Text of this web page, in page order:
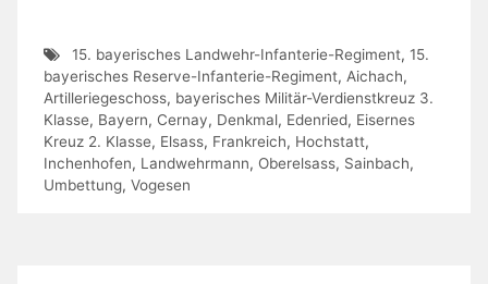
15. bayerisches Landwehr-Infanterie-Regiment, 15.
bayerisches Reserve-Infanterie-Regiment, Aichach,
Artilleriegeschoss, bayerisches Militär-Verdienstkreuz 3.
Klasse, Bayern, Cernay, Denkmal, Edenried, Eisernes
Kreuz 2. Klasse, Elsass, Frankreich, Hochstatt,
Inchenhofen, Landwehrmann, Oberelsass, Sainbach,
Umbettung, Vogesen